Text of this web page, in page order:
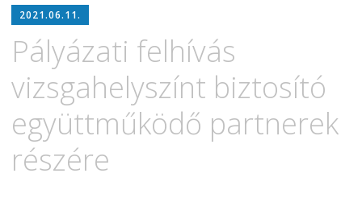
tartalomra
2021.06.11.
Pályázati felhívás
vizsgahelyszínt biztosító
együttműködő partnerek
részére